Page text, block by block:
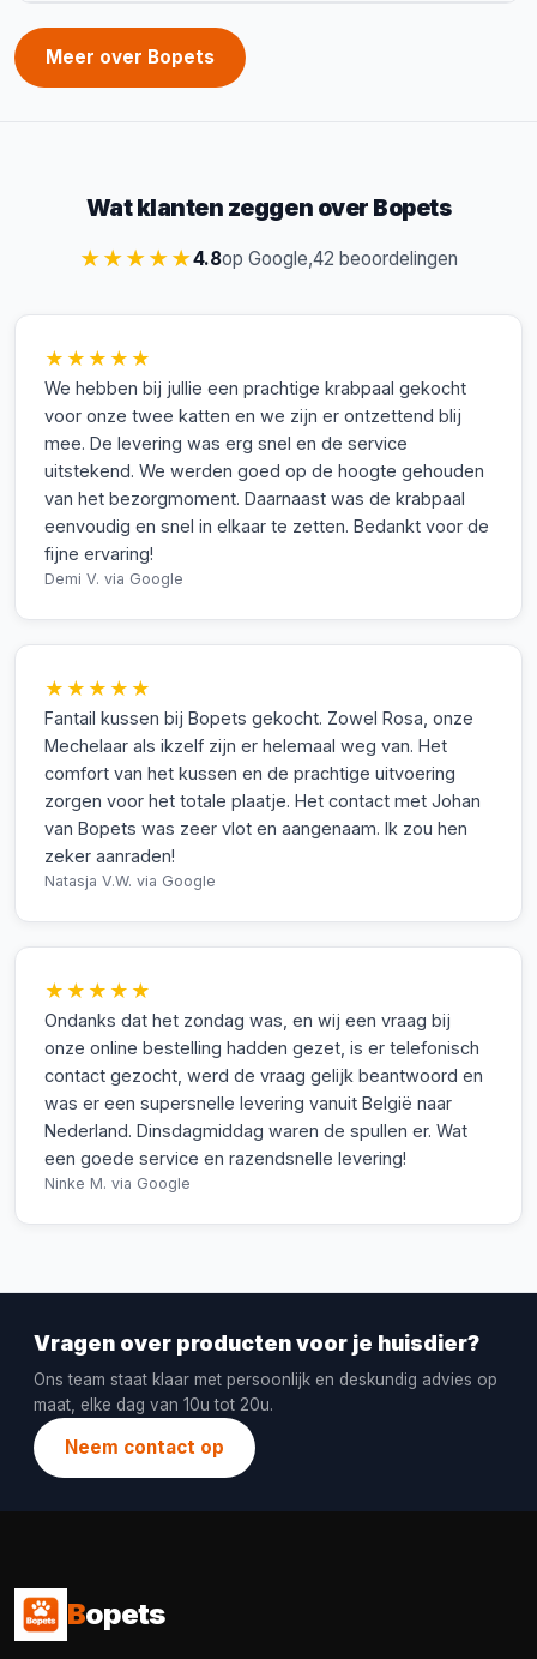
Meer over Bopets
Wat klanten zeggen over Bopets
★★★★★4.8op Google,42 beoordelingen
★★★★★
We hebben bij jullie een prachtige krabpaal gekocht
voor onze twee katten en we zijn er ontzettend blij
mee. De levering was erg snel en de service
uitstekend. We werden goed op de hoogte gehouden
van het bezorgmoment. Daarnaast was de krabpaal
eenvoudig en snel in elkaar te zetten. Bedankt voor de
fijne ervaring!
Demi V. via Google
★★★★★
Fantail kussen bij Bopets gekocht. Zowel Rosa, onze
Mechelaar als ikzelf zijn er helemaal weg van. Het
comfort van het kussen en de prachtige uitvoering
zorgen voor het totale plaatje. Het contact met Johan
van Bopets was zeer vlot en aangenaam. Ik zou hen
zeker aanraden!
Natasja V.W. via Google
★★★★★
Ondanks dat het zondag was, en wij een vraag bij
onze online bestelling hadden gezet, is er telefonisch
contact gezocht, werd de vraag gelijk beantwoord en
was er een supersnelle levering vanuit België naar
Nederland. Dinsdagmiddag waren de spullen er. Wat
een goede service en razendsnelle levering!
Ninke M. via Google
Vragen over producten voor je huisdier?
Ons team staat klaar met persoonlijk en deskundig advies op
maat, elke dag van 10u tot 20u.
Neem contact op
Bopets